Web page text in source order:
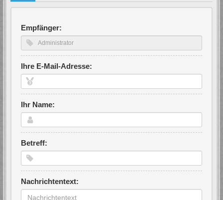
Empfänger:
Ihre E-Mail-Adresse:
Ihr Name:
Betreff:
Nachrichtentext: